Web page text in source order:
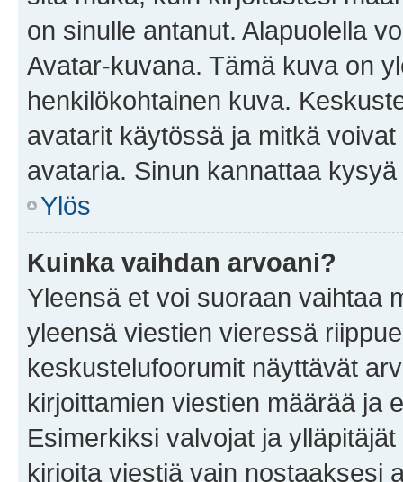
on sinulle antanut. Alapuolella
Avatar-kuvana. Tämä kuva on
henkilökohtainen kuva.
avatarit käytössä ja mitkä
avataria. Sinun kannattaa
Ylös
Kuinka vaihdan arvoani?
Yleensä et voi suoraan vaihtaa
yleensä viestien vieressä
keskustelufoorumit näyttävät
kirjoittamien viestien määrää ja
Esimerkiksi valvojat ja
kirjoita viestiä vain nostaaksesi